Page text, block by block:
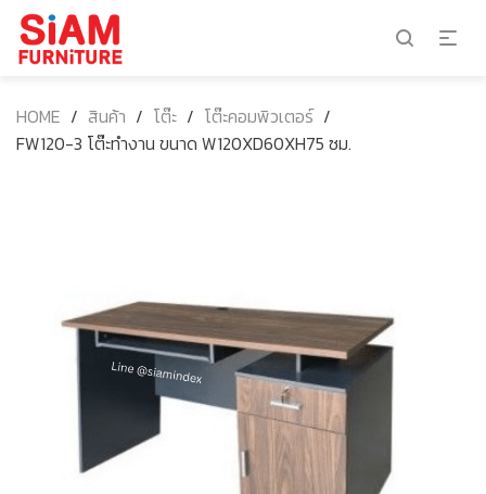
HOME / สินค้า / โต๊ะ / โต๊ะคอมพิวเตอร์ /
FW120-3 โต๊ะทำงาน ขนาด W120XD60XH75 ซม.